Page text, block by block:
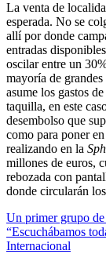
La venta de
esperada. No se
allí por donde
entradas
oscilar entre un
mayoría de
asume los gastos
taquilla, en este
desembolso que
como para poner
realizando en la
millones de euros,
rebozada con
donde circularán
Un primer grupo de
“Escuchábamos
Internacional